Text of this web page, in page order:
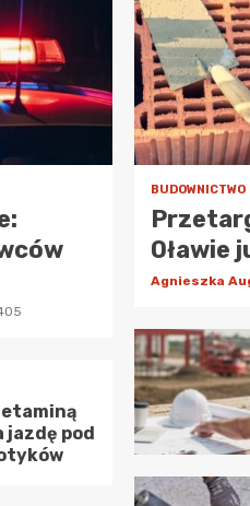
jazdę pod
BUDOWNICTWO
Oławie
Agnieszka
KONCERTY I FESTIWALE
Zespół Porębiok
Festiwalu Brzeg
KONCERTY I FESTIWALE
Festiwal 4 Żywiołów:
KONCERTY I FESTIWALE
Deszcz nie
Ośrodku Kultury!